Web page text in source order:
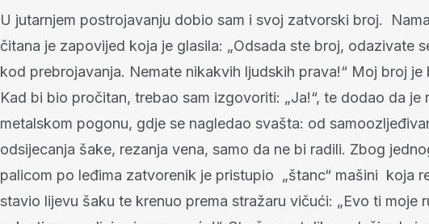
U jutarnjem postrojavanju dobio sam i svoj zatvorski broj.
čitana je zapovijed koja je glasila: „Odsada ste broj, odazivate
kod prebrojavanja. Nemate nikakvih ljudskih prava!“ Moj broj je
Kad bi bio pročitan, trebao sam izgovoriti: „Ja!“, te dodao da je
metalskom pogonu, gdje se nagledao svašta: od
odsijecanja šake, rezanja vena, samo da ne bi radili. Zbog
palicom po leđima zatvorenik je pristupio „štanc“ mašini koja
stavio lijevu šaku te krenuo prema stražaru vičući: „Evo ti moje